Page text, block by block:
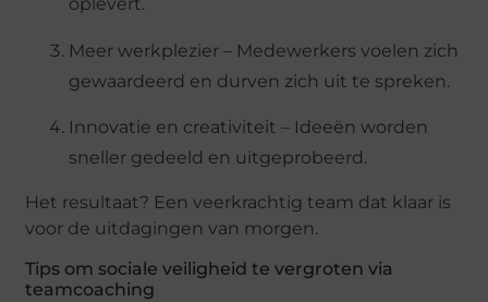
oplevert.
Meer werkplezier – Medewerkers voelen zich
gewaardeerd en durven zich uit te spreken.
Innovatie en creativiteit – Ideeën worden
sneller gedeeld en uitgeprobeerd.
Het resultaat? Een veerkrachtig team dat klaar is
voor de uitdagingen van morgen.
Tips om sociale veiligheid te vergroten via
teamcoaching